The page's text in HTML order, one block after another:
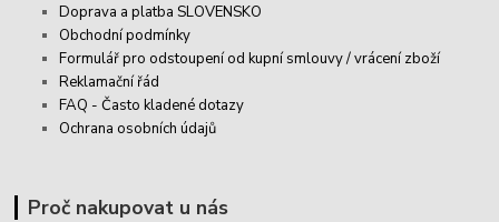
Doprava a platba SLOVENSKO
Obchodní podmínky
Formulář pro odstoupení od kupní smlouvy / vrácení zboží
Reklamační řád
FAQ - Často kladené dotazy
Ochrana osobních údajů
Proč nakupovat u nás